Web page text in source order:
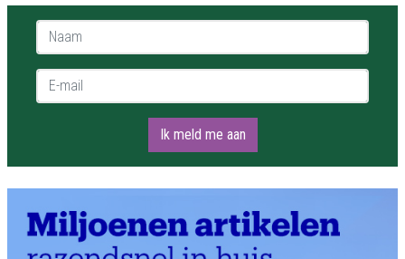
Naam *
E-mail *
Ik meld me aan